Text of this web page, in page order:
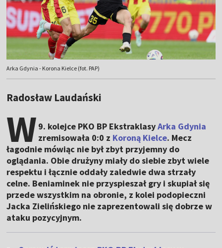
Arka Gdynia - Korona Kielce (fot. PAP)
Radosław Laudański
W 9. kolejce PKO BP EkstraklasyArka Gdynia
zremisowała 0:0 z Koroną Kielce. Mecz
łagodnie mówiąc nie był zbyt przyjemny do
oglądania. Obie drużyny miały do siebie zbyt wiele
respektu i łącznie oddały zaledwie dwa strzały
celne. Beniaminek nie przyspieszał gry i skupiał się
przede wszystkim na obronie, z kolei podopieczni
Jacka Zielińskiego nie zaprezentowali się dobrze w
ataku pozycyjnym.